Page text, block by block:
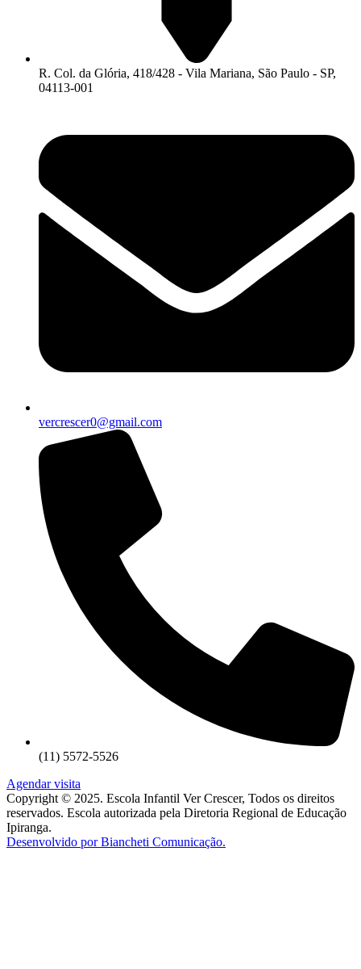
R. Col. da Glória, 418/428 - Vila Mariana, São Paulo - SP,
04113-001
vercrescer0@gmail.com
(11) 5572-5526
Agendar visita
Copyright © 2025. Escola Infantil Ver Crescer, Todos os direitos
reservados. Escola autorizada pela Diretoria Regional de Educação
Ipiranga.
Desenvolvido por Biancheti Comunicação.